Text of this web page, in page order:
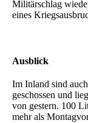
Militärschlag
eines
Ausblick
Im Inland sind
geschossen und
von gestern. 100
mehr als